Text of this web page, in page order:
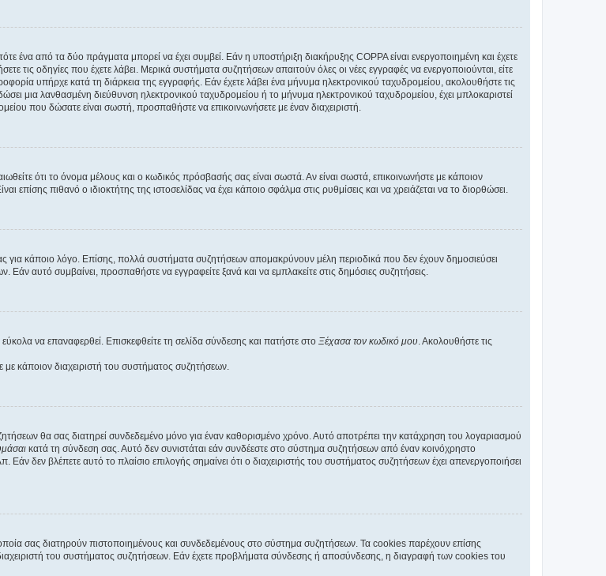
ένα από τα δύο πράγματα μπορεί να έχει συμβεί. Εάν η υποστήριξη διακήρυξης COPPA είναι ενεργοποιημένη και έχετε
τις οδηγίες που έχετε λάβει. Μερικά συστήματα συζητήσεων απαιτούν όλες οι νέες εγγραφές να ενεργοποιούνται, είτε
υπήρχε κατά τη διάρκεια της εγγραφής. Εάν έχετε λάβει ένα μήνυμα ηλεκτρονικού ταχυδρομείου, ακολουθήστε τις
μια λανθασμένη διεύθυνση ηλεκτρονικού ταχυδρομείου ή το μήνυμα ηλεκτρονικού ταχυδρομείου, έχει μπλοκαριστεί
που δώσατε είναι σωστή, προσπαθήστε να επικοινωνήσετε με έναν διαχειριστή.
ότι το όνομα μέλους και ο κωδικός πρόσβασής σας είναι σωστά. Αν είναι σωστά, επικοινωνήστε με κάποιον
επίσης πιθανό ο ιδιοκτήτης της ιστοσελίδας να έχει κάποιο σφάλμα στις ρυθμίσεις και να χρειάζεται να το διορθώσει.
για κάποιο λόγο. Επίσης, πολλά συστήματα συζητήσεων απομακρύνουν μέλη περιοδικά που δεν έχουν δημοσιεύσει
αυτό συμβαίνει, προσπαθήστε να εγγραφείτε ξανά και να εμπλακείτε στις δημόσιες συζητήσεις.
να επαναφερθεί. Επισκεφθείτε τη σελίδα σύνδεσης και πατήστε στο Ξέχασα τον κωδικό μου. Ακολουθήστε τις
κάποιον διαχειριστή του συστήματος συζητήσεων.
θα σας διατηρεί συνδεδεμένο μόνο για έναν καθορισμένο χρόνο. Αυτό αποτρέπει την κατάχρηση του λογαριασμού
κατά τη σύνδεση σας. Αυτό δεν συνιστάται εάν συνδέεστε στο σύστημα συζητήσεων από έναν κοινόχρηστο
δεν βλέπετε αυτό το πλαίσιο επιλογής σημαίνει ότι ο διαχειριστής του συστήματος συζητήσεων έχει απενεργοποιήσει
σας διατηρούν πιστοποιημένους και συνδεδεμένους στο σύστημα συζητήσεων. Τα cookies παρέχουν επίσης
του συστήματος συζητήσεων. Εάν έχετε προβλήματα σύνδεσης ή αποσύνδεσης, η διαγραφή των cookies του